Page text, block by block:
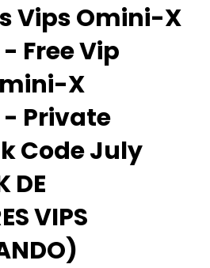
Vips Omini-X
Free Vip
X
Private
Code July
DE
VIPS